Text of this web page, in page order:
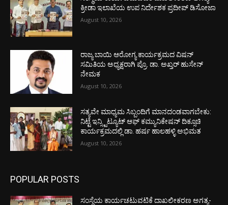
ಕ್ರೀಡಾ ಇಲಾಖೆಯ ಉಪ ನಿರ್ದೇಶಕ ಪ್ರದೀಪ್ ಡಿಸೋಜಾ
August 10, 2026
ರಾಜ್ಯ ಬಾಯಿ ಆರೋಗ್ಯ ಕಾರ್ಯಕ್ರಮದ ವಿಷನ್
ಸಮಿತಿಯ ಅಧ್ಯಕ್ಷರಾಗಿ ಪ್ರೊ. ಡಾ. ಅಖ್ತರ್ ಹುಸೇನ್
ನೇಮಕ
August 10, 2026
ಸತ್ಯವೇ ಮಾಧ್ಯಮ ಸಿಬ್ಬಂದಿಗೆ ಮಾನದಂಡವಾಗಬೇಕು:
ನಿಟ್ಟೆ ಇನ್ಸ್ಟಿಟ್ಯೂಟ್ ಆಫ್ ಕಮ್ಯುನಿಕೇಷನ್ ದಿಕ್ಸೂಚಿ
ಕಾರ್ಯಕ್ರಮದಲ್ಲಿ ಡಾ. ಹರ್ಷ ಹಾಲಹಳ್ಳಿ ಅಭಿಮತ
August 10, 2026
POPULAR POSTS
ಸಂಸ್ಥೆಯ ಕಾರ್ಯಚಟುವಟಿಕೆ ದಾಖಲೀಕರಣ ಅಗತ್ಯ-